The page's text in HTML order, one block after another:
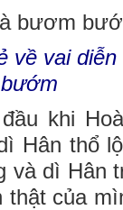
về vai
bướm
khi
Hân thổ
và dì Hân
của